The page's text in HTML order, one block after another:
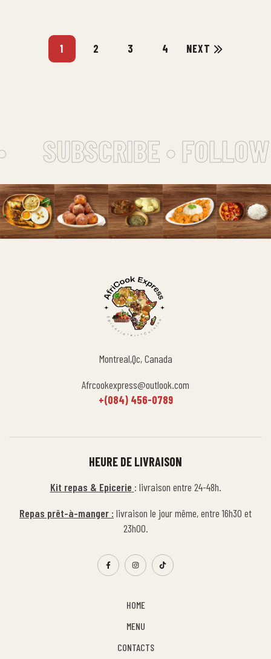
1 2 3 4 NEXT
SUBSCRIBE •
Montreal,Qc, Canada
Afrcookexpress@outlook.com
+(084) 456-0789
HOME
MENU
CONTACTS
HEURE DE LIVRAISON
Kit repas & Epicerie : livraison entre 24-48h.
Repas prêt-à-manger : livraison le jour même, entre 16h30 et
23h00.